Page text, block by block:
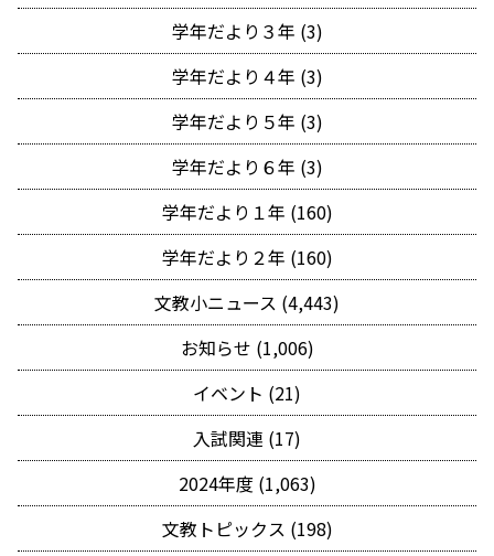
学年だより３年 (3)
学年だより４年 (3)
学年だより５年 (3)
学年だより６年 (3)
学年だより１年 (160)
学年だより２年 (160)
文教小ニュース (4,443)
お知らせ (1,006)
イベント (21)
入試関連 (17)
2024年度 (1,063)
文教トピックス (198)